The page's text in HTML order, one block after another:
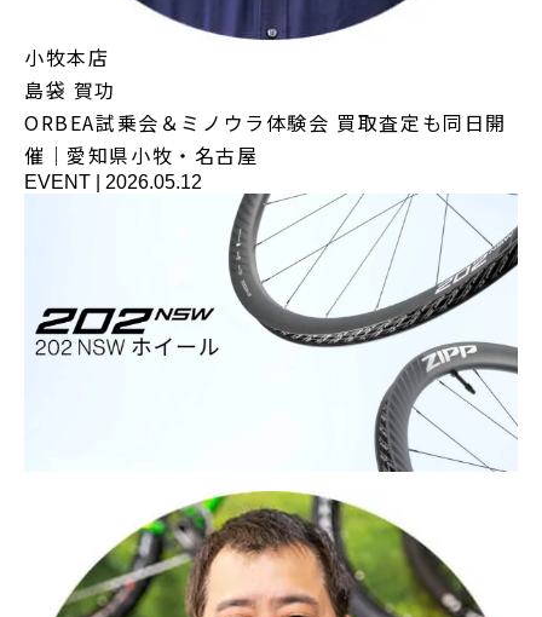
小牧本店
島袋 賀功
ORBEA試乗会＆ミノウラ体験会 買取査定も同日開
催｜愛知県小牧・名古屋
EVENT 2026.05.12